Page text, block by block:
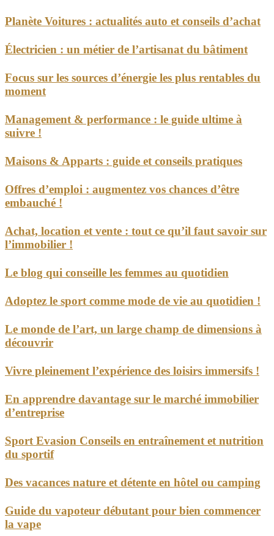
Planète Voitures : actualités auto et conseils d’achat
Électricien : un métier de l’artisanat du bâtiment
Focus sur les sources d’énergie les plus rentables du
moment
Management & performance : le guide ultime à
suivre !
Maisons & Apparts : guide et conseils pratiques
Offres d’emploi : augmentez vos chances d’être
embauché !
Achat, location et vente : tout ce qu’il faut savoir sur
l’immobilier !
Le blog qui conseille les femmes au quotidien
Adoptez le sport comme mode de vie au quotidien !
Le monde de l’art, un large champ de dimensions à
découvrir
Vivre pleinement l’expérience des loisirs immersifs !
En apprendre davantage sur le marché immobilier
d’entreprise
Sport Evasion Conseils en entraînement et nutrition
du sportif
Des vacances nature et détente en hôtel ou camping
Guide du vapoteur débutant pour bien commencer
la vape